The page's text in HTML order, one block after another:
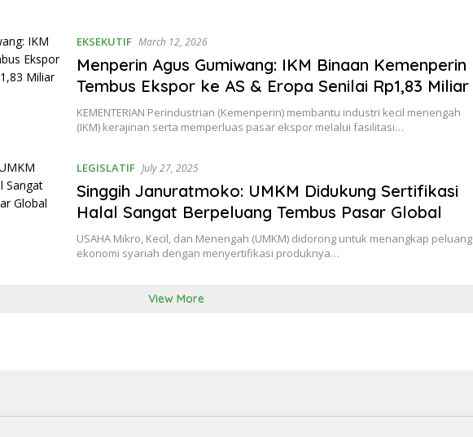
EKSEKUTIF March 12, 2026
Menperin Agus Gumiwang: IKM Binaan Kemenperin
Tembus Ekspor ke AS & Eropa Senilai Rp1,83 Miliar
KEMENTERIAN Perindustrian (Kemenperin) membantu industri kecil menengah
(IKM) kerajinan serta memperluas pasar ekspor melalui fasilitasi…
LEGISLATIF July 27, 2025
Singgih Januratmoko: UMKM Didukung Sertifikasi
Halal Sangat Berpeluang Tembus Pasar Global
USAHA Mikro, Kecil, dan Menengah (UMKM) didorong untuk menangkap peluang
ekonomi syariah dengan menyertifikasi produknya…
View More